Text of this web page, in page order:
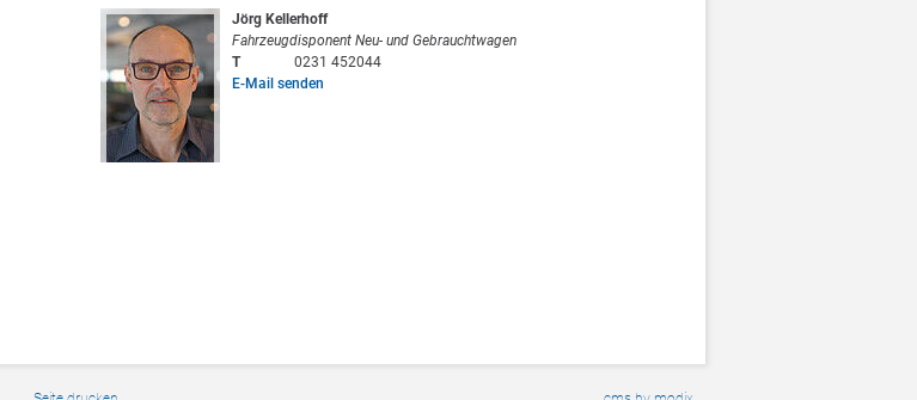
Jörg Kellerhoff
Fahrzeugdisponent Neu- und Gebrauchtwagen
T
0231 452044
E-Mail senden